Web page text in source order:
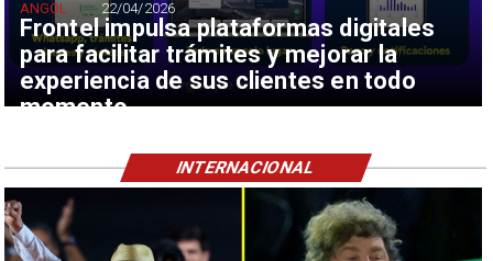
Frontel impulsa plataformas digitales
para facilitar trámites y mejorar la
experiencia de sus clientes en todo
momento
ANGOL 22/04/2026
INTERNACIONAL